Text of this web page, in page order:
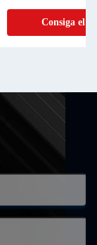
alta velocidad
Consiga el